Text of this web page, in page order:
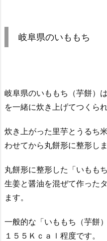
岐阜県のいももち
岐阜県のいももち（芋餅）
を一緒に炊き上げてつくられ
炊き上がった里芋とうるち
わせてから丸餅形に整形しま
丸餅形に整形した「いもも
生姜と醤油を混ぜて作った
ます。
一般的な「いももち（芋餅
１５５Ｋｃａｌ程度です。